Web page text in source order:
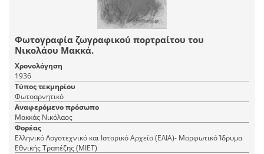
Φωτογραφία ζωγραφικού πορτραίτου του
Νικολάου Μακκά.
Χρονολόγηση
1936
Τύπος τεκμηρίου
Φωτοαρνητικό
Αναφερόμενο πρόσωπο
Μακκάς Νικόλαος
Φορέας
Ελληνικό Λογοτεχνικό και Ιστορικό Αρχείο (ΕΛΙΑ)- Μορφωτικό Ίδρυμα
Εθνικής Τραπέζης (ΜΙΕΤ)